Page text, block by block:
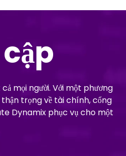
mọi người. Với một phương
trọng về tài chính, cổng
Dynamix phục vụ cho một